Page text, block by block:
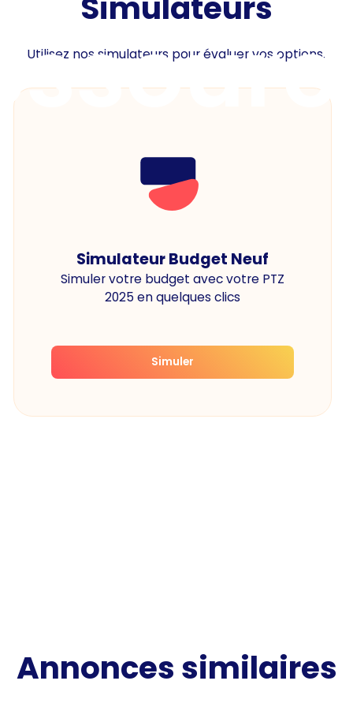
Utilisez nos simulateurs pour évaluer vos options.
Simulateur Budget Neuf
Simuler votre budget avec votre PTZ
2025 en quelques clics
Simuler
Annonces similaires